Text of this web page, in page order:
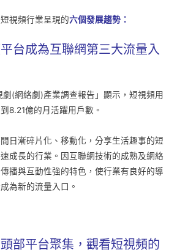
視頻行業呈現的六個發展趨勢：
台成為互聯網第三大流量入
(網絡劇)產業調查報告」顯示，短視頻用
8.21億的月活躍用戶數。
日漸碎片化、移動化，分享生活趣事的短
成長的行業。因互聯網技術的成熟及網絡
播與互動性強的特色，使行業有良好的導
為新的流量入口。
部平台聚集，觀看短視頻的